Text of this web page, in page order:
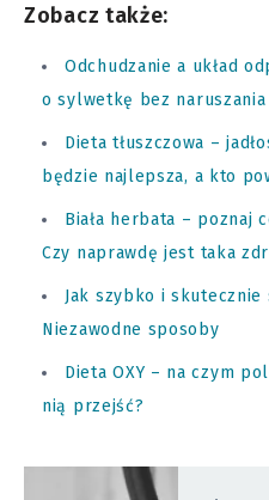
Zobacz także:
Odchudzanie a układ
o sylwetkę bez
Dieta tłuszczowa –
będzie najlepsza, a kto
Biała herbata – poznaj
Czy naprawdę jest taka
Jak szybko i skutecznie
Niezawodne sposoby
Dieta OXY – na czym
nią przejść?